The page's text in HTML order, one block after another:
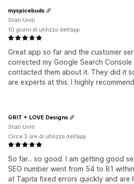
Great app so far and the customer
corrected my Google Search Console
contacted them about it. They did it
are experts at this. I highly
myspicebuds
Stati Uniti
10 giorni di utilizzo dell’app
So far... so good. I am getting good
SEO number went from 54 to 81
at Tapita fixed errors quickly and are
GRIT + LOVE Designs
Stati Uniti
Circa 3 ore di utilizzo dell’app